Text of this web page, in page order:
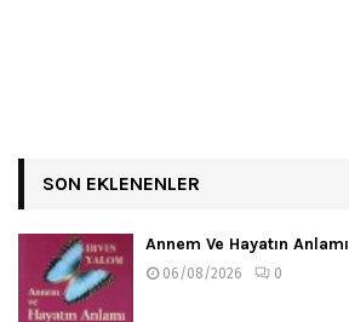
SON EKLENENLER
Annem Ve Hayatın Anlamı
06/08/2026 0